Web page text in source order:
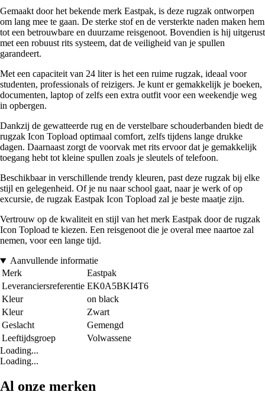
Gemaakt door het bekende merk Eastpak, is deze rugzak ontworpen
om lang mee te gaan. De sterke stof en de versterkte naden maken hem
tot een betrouwbare en duurzame reisgenoot. Bovendien is hij uitgerust
met een robuust rits systeem, dat de veiligheid van je spullen
garandeert.
Met een capaciteit van 24 liter is het een ruime rugzak, ideaal voor
studenten, professionals of reizigers. Je kunt er gemakkelijk je boeken,
documenten, laptop of zelfs een extra outfit voor een weekendje weg
in opbergen.
Dankzij de gewatteerde rug en de verstelbare schouderbanden biedt de
rugzak Icon Topload optimaal comfort, zelfs tijdens lange drukke
dagen. Daarnaast zorgt de voorvak met rits ervoor dat je gemakkelijk
toegang hebt tot kleine spullen zoals je sleutels of telefoon.
Beschikbaar in verschillende trendy kleuren, past deze rugzak bij elke
stijl en gelegenheid. Of je nu naar school gaat, naar je werk of op
excursie, de rugzak Eastpak Icon Topload zal je beste maatje zijn.
Vertrouw op de kwaliteit en stijl van het merk Eastpak door de rugzak
Icon Topload te kiezen. Een reisgenoot die je overal mee naartoe zal
nemen, voor een lange tijd.
Aanvullende informatie
Merk
Eastpak
Leveranciersreferentie EK0A5BKI4T6
Kleur
on black
Kleur
Zwart
Geslacht
Gemengd
Leeftijdsgroep
Volwassene
Loading...
Loading...
Al onze merken